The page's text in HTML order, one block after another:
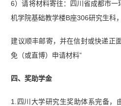
6）请将材料寄往：四川省成都市
机学院基础教学楼B座306研究生科
建议顺丰邮寄，并在信封或快递正
免（或直博）申请材料”
四、奖助学金
1.四川大学研究生奖助体系完备，